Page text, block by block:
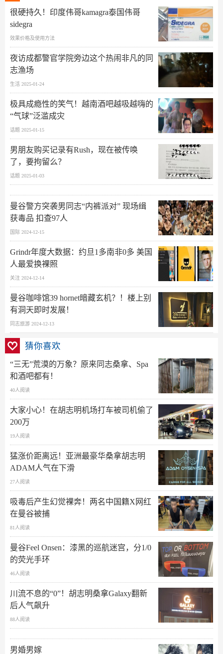
很硬持久！印度伟哥kamagra泰国伟哥
sidegra
效果价格及使用方法
夜访成都警官学院旁边这个热闹非凡的同
志渔场
生活 2025-01-24
极具成瘾性的笑气！越南酒吧越吸越嗨的
“气球”泛滥成灾
话题 2025-01-15
男朋友购买记录有Rush，现在被传唤
了，要拘留么？
话题 2025-01-03
曼谷警方突袭男同志“内裤派对” 现场缉
获毒品 扣查97人
国际 2024-12-15
Grindr年度大数据：约旦1多南非0多 美国
人最爱换裸照
关注 2024-12-14
曼谷咖啡馆39 hornet暗藏玄机？！楼上别
有洞天即时发展！
同志旅游 2024-12-13
猜你喜欢
“三无”荒漠的万象？原来同志桑拿、Spa
和酒吧都有！
40人阅读
大家小心！在胡志明机场打车被司机偷了
200万
19人阅读
猛涨价距离远！亚洲最豪华桑拿胡志明
ADAM人气在下滑
27人阅读
吸毒后产生幻觉裸奔！两名中国籍X网红
在曼谷被捕
81人阅读
曼谷Feel Onsen：漆黑的巡航迷宫，分1/0
的荧光手环
46人阅读
川流不息的“0”！胡志明桑拿Galaxy翻新
后人气飙升
88人阅读
男婚男嫁